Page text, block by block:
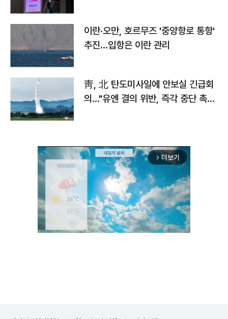
이란·오만, 호르무즈 '중앙항로 통항'
추진…입항은 이란 관리
靑, 北 탄도미사일에 안보실 긴급회
의…"유엔 결의 위반, 즉각 중단 촉
arrow_forward_ios 더보기